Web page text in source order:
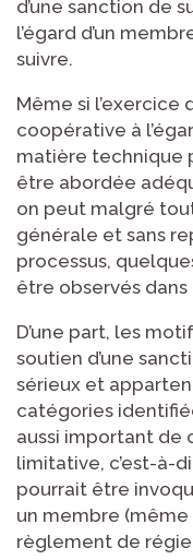
d’une sanction de
l’égard d’un
suivre.
Même si l’exercice
coopérative à
matière technique
être abordée
on peut malgré
générale et sans
processus,
être observés
D’une part, les
soutien d’une
sérieux et
catégories
aussi important
limitative, c’est-à-
pourrait être
un membre
règlement de